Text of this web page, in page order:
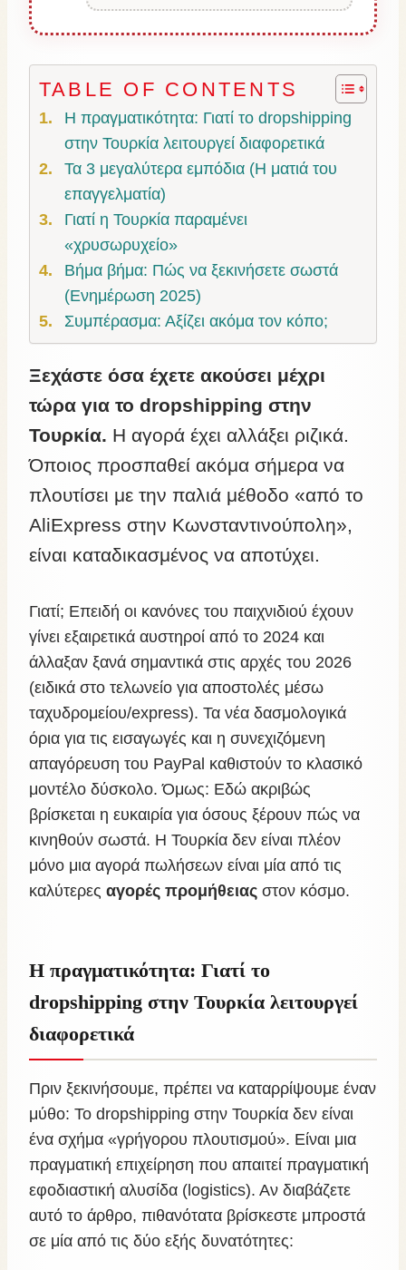
TABLE OF CONTENTS
Η πραγματικότητα: Γιατί το dropshipping
στην Τουρκία λειτουργεί διαφορετικά
Τα 3 μεγαλύτερα εμπόδια (Η ματιά του
επαγγελματία)
Γιατί η Τουρκία παραμένει
«χρυσωρυχείο»
Βήμα βήμα: Πώς να ξεκινήσετε σωστά
(Ενημέρωση 2025)
Συμπέρασμα: Αξίζει ακόμα τον κόπο;
Ξεχάστε όσα έχετε ακούσει μέχρι
τώρα για το dropshipping στην
Τουρκία. Η αγορά έχει αλλάξει ριζικά.
Όποιος προσπαθεί ακόμα σήμερα να
πλουτίσει με την παλιά μέθοδο «από το
AliExpress στην Κωνσταντινούπολη»,
είναι καταδικασμένος να αποτύχει.
Γιατί; Επειδή οι κανόνες του παιχνιδιού έχουν
γίνει εξαιρετικά αυστηροί από το 2024 και
άλλαξαν ξανά σημαντικά στις αρχές του 2026
(ειδικά στο τελωνείο για αποστολές μέσω
ταχυδρομείου/express). Τα νέα δασμολογικά
όρια για τις εισαγωγές και η συνεχιζόμενη
απαγόρευση του PayPal καθιστούν το κλασικό
μοντέλο δύσκολο. Όμως: Εδώ ακριβώς
βρίσκεται η ευκαιρία για όσους ξέρουν πώς να
κινηθούν σωστά. Η Τουρκία δεν είναι πλέον
μόνο μια αγορά πωλήσεων είναι μία από τις
καλύτερες αγορές προμήθειας στον κόσμο.
Η πραγματικότητα: Γιατί το
dropshipping στην Τουρκία λειτουργεί
διαφορετικά
Πριν ξεκινήσουμε, πρέπει να καταρρίψουμε έναν
μύθο: Το dropshipping στην Τουρκία δεν είναι
ένα σχήμα «γρήγορου πλουτισμού». Είναι μια
πραγματική επιχείρηση που απαιτεί πραγματική
εφοδιαστική αλυσίδα (logistics). Αν διαβάζετε
αυτό το άρθρο, πιθανότατα βρίσκεστε μπροστά
σε μία από τις δύο εξής δυνατότητες: